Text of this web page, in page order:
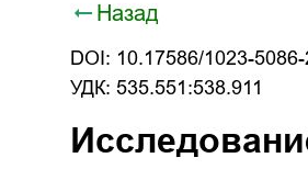
Назад
DOI: 10.17586/1023-
УДК: 535.551:538.911